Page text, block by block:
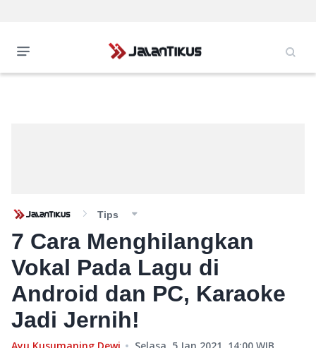
Tips
7 Cara Menghilangkan
Vokal Pada Lagu di
Android dan PC, Karaoke
Jadi Jernih!